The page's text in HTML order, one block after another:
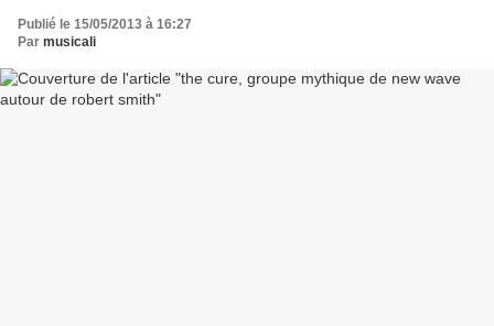
Publié le 15/05/2013 à 16:27
Par musicali